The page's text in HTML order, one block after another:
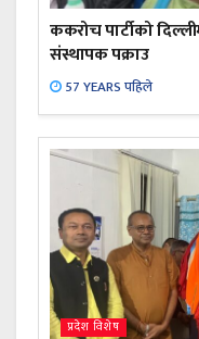
ककरोच पार्टीको
संस्थापक पक्राउ
57 YEARS पहिले
प्रदेश विशेष